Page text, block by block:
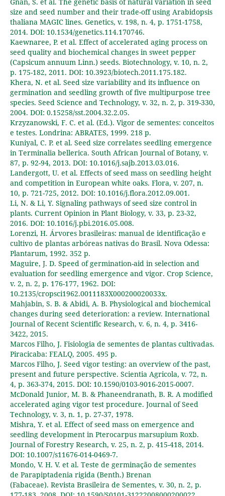
size and seed number and their trade-off using Arabidopsis
thaliana MAGIC lines. Genetics, v. 198, n. 4, p. 1751-1758,
2014. DOI: 10.1534/genetics.114.170746.
Kaewnaree, P. et al. Effect of accelerated aging process on
seed quality and biochemical changes in sweet pepper
(Capsicum annuum Linn.) seeds. Biotechnology, v. 10, n. 2,
p. 175-182, 2011. DOI: 10.3923/biotech.2011.175.182.
Khera, N. et al. Seed size variability and its influence on
germination and seedling growth of five multipurpose tree
species. Seed Science and Technology, v. 32, n. 2, p. 319-330,
2004. DOI: 0.15258/sst.2004.32.2.05.
Krzyzanowski, F. C. et al. (Ed.). Vigor de sementes: conceitos
e testes. Londrina: ABRATES, 1999. 218 p.
Kuniyal, C. P. et al. Seed size correlates seedling emergence
in Terminalia bellerica. South African Journal of Botany, v.
87, p. 92-94, 2013. DOI: 10.1016/j.sajb.2013.03.016.
Landergott, U. et al. Effects of seed mass on seedling height
and competition in European white oaks. Flora, v. 207, n.
10, p. 721-725, 2012. DOI: 10.1016/j.flora.2012.09.001.
Li, N. & Li, Y. Signaling pathways of seed size control in
plants. Current Opinion in Plant Biology, v. 33, p. 23-32,
2016. DOI: 10.1016/j.pbi.2016.05.008.
Lorenzi, H. Árvores brasileiras: manual de identificação e
cultivo de plantas arbóreas nativas do Brasil. Nova Odessa:
Plantarum, 1992. 352 p.
Maguire, J. D. Speed of germination-aid in selection and
evaluation for seedling emergence and vigor. Crop Science,
v. 2, n. 2, p. 176-177, 1962. DOI:
10.2135/cropsci1962.0011183X000200020033x.
Mahjabin, S. B. & Abidi, A. B. Physiological and biochemical
changes during seed deterioration: a review. International
Journal of Recent Scientific Research, v. 6, n. 4, p. 3416-
3422, 2015.
Marcos Filho, J. Fisiologia de sementes de plantas cultivadas.
Piracicaba: FEALQ, 2005. 495 p.
Marcos Filho, J. Seed vigor testing: an overview of the past,
present and future perspective. Scientia Agricola, v. 72, n.
4, p. 363-374, 2015. DOI: 10.1590/0103-9016-2015-0007.
McDonald Junior, M. B. & Phaneendranath, B. R. A modified
accelerated aging vigor test procedure. Journal of Seed
Technology, v. 3, n. 1, p. 27-37, 1978.
Mishra, Y. et al. Effect of seed mass on emergence and
seedling development in Pterocarpus marsupium Roxb.
Journal of Forestry Research, v. 25, n. 2, p. 415-418, 2014.
DOI: 10.1007/s11676-014-0469-7.
Mondo, V. H. V. et al. Teste de germinação de sementes
de Parapiptadenia rigida (Benth.) Brenan
(Fabaceae). Revista Brasileira de Sementes, v. 30, n. 2, p.